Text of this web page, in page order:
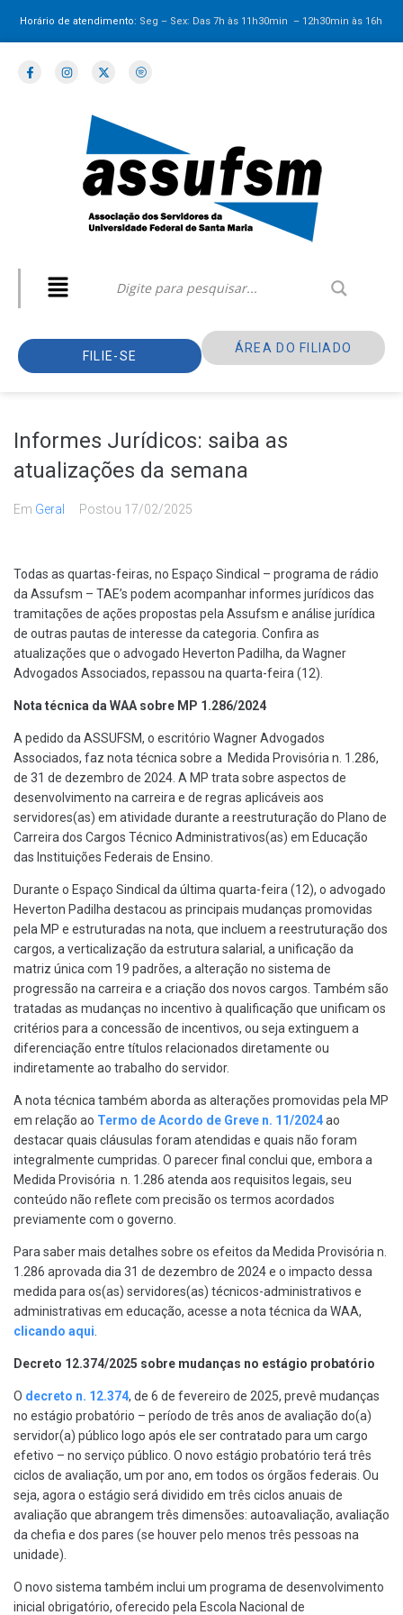
Horário de atendimento: Seg – Sex: Das 7h às 11h30min – 12h30minàs 16h
FILIE-SE
ÁREA DO FILIADO
Informes Jurídicos: saiba as
atualizações da semana
Em Geral Postou 17/02/2025
Todas as quartas-feiras, no Espaço Sindical – programa de rádio
da Assufsm – TAE’s podem acompanhar informes jurídicos das
tramitações de ações propostas pela Assufsm e análise jurídica
de outras pautas de interesse da categoria. Confira as
atualizações que o advogado Heverton Padilha, da Wagner
Advogados Associados, repassou na quarta-feira (12).
Nota técnica da WAA sobre MP 1.286/2024
A pedido da ASSUFSM, o escritório Wagner Advogados
Associados, faz nota técnica sobre a Medida Provisória n. 1.286,
de 31 de dezembro de 2024. A MP trata sobre aspectos de
desenvolvimento na carreira e de regras aplicáveis aos
servidores(as) em atividade durante a reestruturação do Plano de
Carreira dos Cargos Técnico Administrativos(as) em Educação
das Instituições Federais de Ensino.
Durante o Espaço Sindical da última quarta-feira (12), o advogado
Heverton Padilha destacou as principais mudanças promovidas
pela MP e estruturadas na nota, que incluem a reestruturação dos
cargos, a verticalização da estrutura salarial, a unificação da
matriz única com 19 padrões, a alteração no sistema de
progressão na carreira e a criação dos novos cargos. Também são
tratadas as mudanças no incentivo à qualificação que unificam os
critérios para a concessão de incentivos, ou seja extinguem a
diferenciação entre títulos relacionados diretamente ou
indiretamente ao trabalho do servidor.
A nota técnica também aborda as alterações promovidas pela MP
em relação ao Termo de Acordo de Greve n. 11/2024ao
destacar quais cláusulas foram atendidas e quais não foram
integralmente cumpridas. O parecer final conclui que, embora a
Medida Provisória n. 1.286 atenda aos requisitos legais, seu
conteúdo não reflete com precisão os termos acordados
previamente com o governo.
Para saber mais detalhes sobre os efeitos da Medida Provisória n.
1.286 aprovada dia 31 de dezembro de 2024 e o impacto dessa
medida para os(as) servidores(as) técnicos-administrativos e
administrativas em educação, acesse a nota técnica da WAA,
clicando aqui.
Decreto 12.374/2025 sobre mudanças no estágio probatório
O decreto n. 12.374, de 6 de fevereiro de 2025, prevê mudanças
no estágio probatório – período de três anos de avaliação do(a)
servidor(a) público logo após ele ser contratado para um cargo
efetivo – no serviço público. O novo estágio probatório terá três
ciclos de avaliação, um por ano, em todos os órgãos federais. Ou
seja, agora o estágio será dividido em três ciclos anuais de
avaliação que abrangem três dimensões: autoavaliação, avaliação
da chefia e dos pares (se houver pelo menos três pessoas na
unidade).
O novo sistema também inclui um programa de desenvolvimento
inicial obrigatório, oferecido pela Escola Nacional de